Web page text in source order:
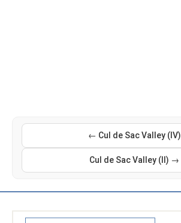
← Cul de Sac Valley (IV)
Cul de Sac Valley (II) →